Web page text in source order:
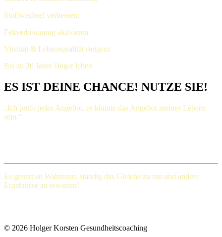
Stoffwechsel verbessern
Fettverbrennung aktivieren
Vitalität & Lebensqualität steigern
Bis zu 20 Jahre länger leben
ES IST DEINE CHANCE! NUTZE SIE!
„Ich prüfe jedes Angebot, es könnte das Angebot meines Lebens
sein.“
Es grenzt an Wahnsinn, ständig das Gleiche zu tun und andere
Ergebnisse zu erwarten!
© 2026 Holger Korsten Gesundheitscoaching